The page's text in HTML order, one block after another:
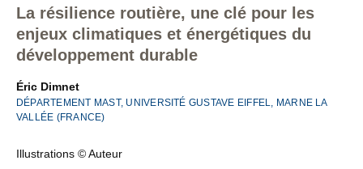
La résilience routière, une clé pour les
enjeux climatiques et énergétiques du
développement durable
Éric Dimnet
DÉPARTEMENT MAST, UNIVERSITÉ GUSTAVE EIFFEL, MARNE LA
VALLÉE (FRANCE)
Illustrations © Auteur